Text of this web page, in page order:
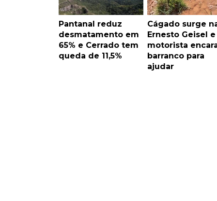
Pantanal reduz
desmatamento em
65% e Cerrado tem
queda de 11,5%
Cágado surge
Ernesto Geisel e
motorista
barranco para
ajudar